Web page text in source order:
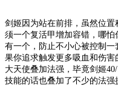
剑姬因为站在前排，虽然位
须一个复活甲增加容错，哪怕
有一个，防止不小心被控制
果你追求触发更多吸血和伤
大天使叠加法强，毕竟剑姬
技能的话也叠加了不少的法强